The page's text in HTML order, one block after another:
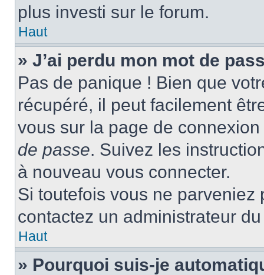
plus investi sur le forum.
Haut
» J’ai perdu mon mot de
Pas de panique ! Bien que
récupéré, il peut facilement
vous sur la page de
de passe. Suivez les
à nouveau vous connecter.
Si toutefois vous ne
contactez un administrateur
Haut
» Pourquoi suis-je